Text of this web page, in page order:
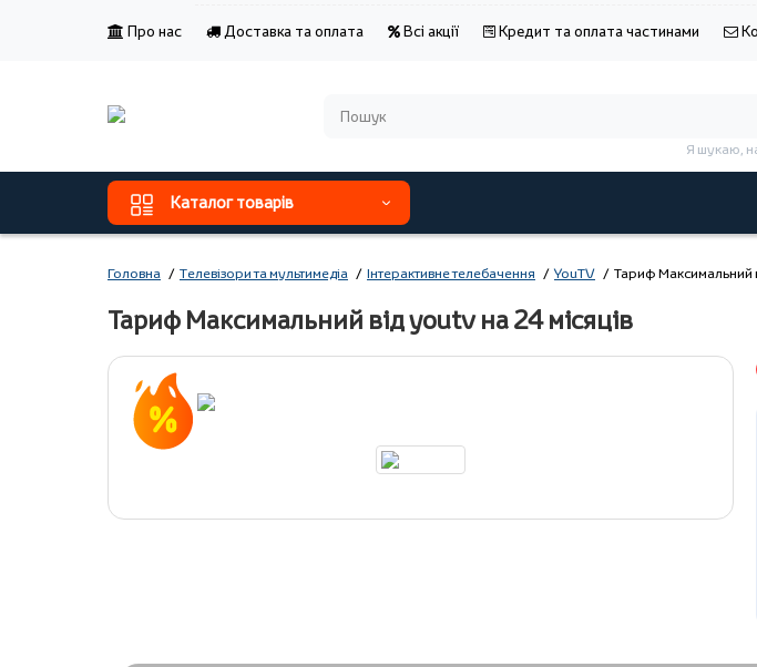
Про нас Доставка та оплата Всі акції Кредит та оплата частинами
Я шукаю,
Каталог товарів
Головна Телевізори та мультимедіа Інтерактивне телебачення YouTV Тариф Максимальний
Тариф Максимальний від youtv на 24 місяців